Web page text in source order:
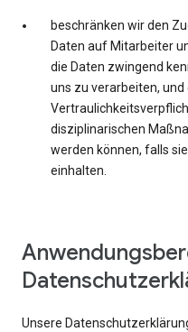
beschränken wir den
Daten auf Mitarbeiter
die Daten zwingend
uns zu verarbeiten, und
disziplinarischen
werden können, falls
einhalten.
Unsere